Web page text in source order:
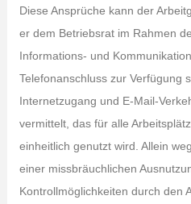
Diese Ansprüche kann der
er dem Betriebsrat im Rahmen
Informations- und
Telefonanschluss zur Verfügung
Internetzugang und E-Mail-
vermittelt, das für alle
einheitlich genutzt wird. Allein
einer missbräuchlichen
Kontrollmöglichkeiten durch den